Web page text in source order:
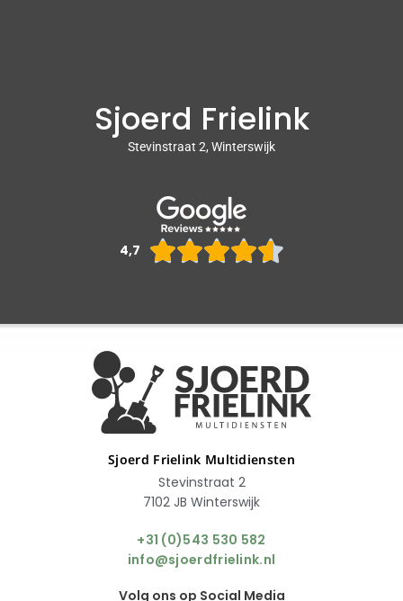
Sjoerd Frielink
Stevinstraat 2, Winterswijk
4,7 
Sjoerd Frielink Multidiensten
Stevinstraat 2
7102 JB Winterswijk
+31 (0)543 530 582
info@sjoerdfrielink.nl
Volg ons op Social Media